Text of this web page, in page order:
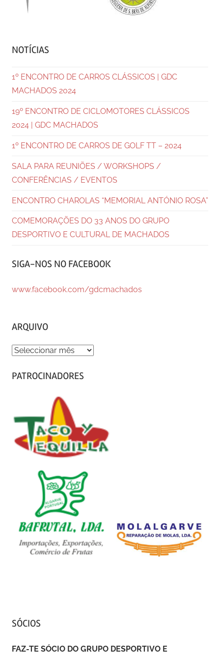
NOTÍCIAS
1º ENCONTRO DE CARROS CLÁSSICOS | GDC
MACHADOS 2024
19º ENCONTRO DE CICLOMOTORES CLÁSSICOS
2024 | GDC MACHADOS
1º ENCONTRO DE CARROS DE GOLF TT – 2024
SALA PARA REUNIÕES / WORKSHOPS /
CONFERÊNCIAS / EVENTOS
ENCONTRO CHAROLAS “MEMORIAL ANTÓNIO ROSA”
COMEMORAÇÕES DO 33 ANOS DO GRUPO
DESPORTIVO E CULTURAL DE MACHADOS
SIGA-NOS NO FACEBOOK
www.facebook.com/gdcmachados
ARQUIVO
ARQUIVO
PATROCINADORES
SÓCIOS
FAZ-TE SÓCIO DO GRUPO DESPORTIVO E